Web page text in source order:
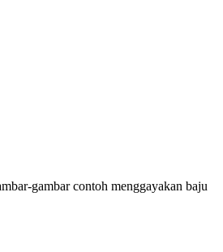
gambar contoh menggayakan baju